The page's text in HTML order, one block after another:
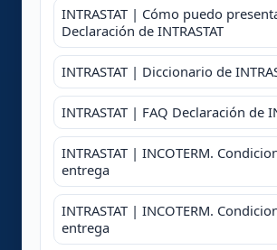
INTRASTAT | Cómo puedo
Declaración de INTRASTAT
INTRASTAT | Diccionario de
INTRASTAT | FAQ Declaración de
INTRASTAT | INCOTERM.
entrega
INTRASTAT | INCOTERM.
entrega